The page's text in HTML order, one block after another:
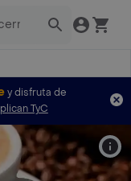
y disfruta de
TyC